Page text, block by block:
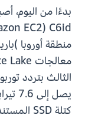
منطقة أوروبا
يصل
كتلة SSD المستند إلى NVME.